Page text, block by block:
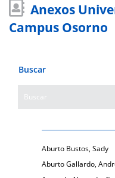
Anexos
Campus Osorno
Buscar
Aburto Bustos, Sady
Aburto Gallardo,